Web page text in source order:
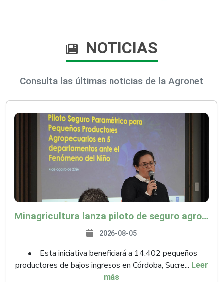
NOTICIAS
Consulta las últimas noticias de la Agronet
Minagricultura lanza piloto de seguro agropecuario por $9.625 millones para proteger a más de 14.000 pequeños productores contra riesgos del Fenómeno de El Niño
2026-08-05
• Esta iniciativa beneficiará a 14.402 pequeños
productores de bajos ingresos en Córdoba, Sucre... Leer
más